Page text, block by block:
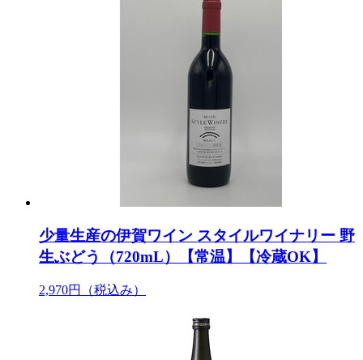
少量生産の伊賀ワイン スタイルワイナリー 野
生ぶどう（720mL）【常温】【冷蔵OK】
2,970円 （税込み）